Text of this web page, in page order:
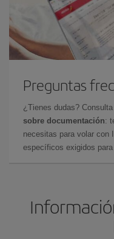
Preguntas
¿Tienes dudas?
sobre documentación:
necesitas para volar con
específicos exigidos